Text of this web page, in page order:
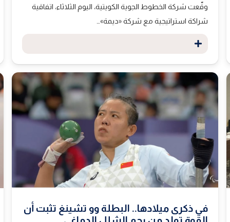
وقّعت شركة الخطوط الجوية الكويتية، اليوم الثلاثاء، اتفاقية
شراكة استراتيجية مع شركة «ديمة»…
في ذكرى ميلادها.. البطلة وو تشينغ تثبت أن